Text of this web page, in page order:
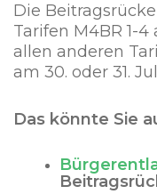
Die
Tarifen M4BR 1-
allen anderen
am 30. oder 31.
Das könnte Sie